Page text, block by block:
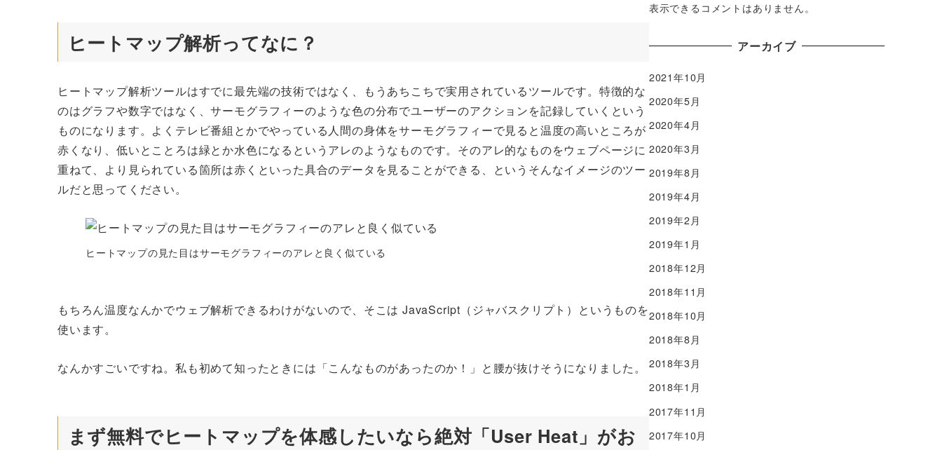
ヒートマップ解析ってなに？
ヒートマップ解析ツールはすでに最先端の技術ではなく、もうあちこちで実用されているツールです。特徴的な
のはグラフや数字ではなく、サーモグラフィーのような色の分布でユーザーのアクションを記録していくという
ものになります。よくテレビ番組とかでやっている人間の身体をサーモグラフィーで見ると温度の高いところが
赤くなり、低いとことろは緑とか水色になるというアレのようなものです。そのアレ的なものをウェブページに
重ねて、より見られている箇所は赤くといった具合のデータを見ることができる、というそんなイメージのツー
ルだと思ってください。
ヒートマップの見た目はサーモグラフィーのアレと良く似ている
もちろん温度なんかでウェブ解析できるわけがないので、そこは JavaScript（ジャバスクリプト）というものを
使います。
なんかすごいですね。私も初めて知ったときには「こんなものがあったのか！」と腰が抜けそうになりました。
まず無料でヒートマップを体感したいなら絶対「User Heat」がお
表示できるコメントはありません。
アーカイブ
2021年10月
2020年5月
2020年4月
2020年3月
2019年8月
2019年4月
2019年2月
2019年1月
2018年12月
2018年11月
2018年10月
2018年8月
2018年3月
2018年1月
2017年11月
2017年10月